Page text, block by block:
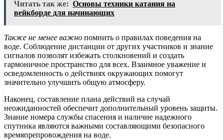
Читать так же: Основы техники катания на
вейкборде для начинающих
Также не менее важно помнить о правилах поведения на
воде. Соблюдение дистанции от других участников и знание
сигналов позволят избежать столкновений и создать
гармоничное пространство для всех. Взаимное уважение и
осведомленность о действиях окружающих помогут
значительно улучшить общую атмосферу.
Наконец, составление плана действий на случай
неожиданностей обеспечит дополнительный уровень защиты.
Знание номера службы спасения и наличие надежного
спутника являются важными составляющими безопасного
времяпрепровождения на воде.